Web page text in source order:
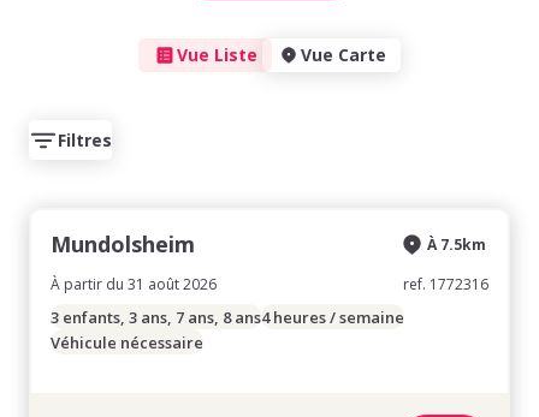
Vue Liste Vue Carte
Filtres
Mundolsheim
À partir du 31 août 2026
À 7.5km
ref. 1772316
3 enfants, 3 ans, 7 ans, 8 ans4 heures / semaine
Véhicule nécessaire